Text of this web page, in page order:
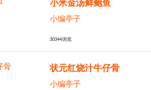
小编亭子
30344浏览
状元红烧汁牛仔骨
小编亭子